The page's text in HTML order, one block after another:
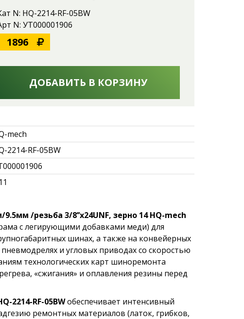
N: HQ-2214-RF-05BW
N: УТ000001906
1896
ДОБАВИТЬ В КОРЗИНУ
mech
2214-RF-05BW
/резьба 3/8’’х24UNF, зерно 14 HQ-mech
с легирующими добавками меди) для
шинах, а также на конвейерных
и угловых приводах со скоростью
технологических карт шиноремонта
«сжигания» и оплавления резины перед
2214-RF-05BWобеспечивает интенсивный
ремонтных материалов (латок, грибков,